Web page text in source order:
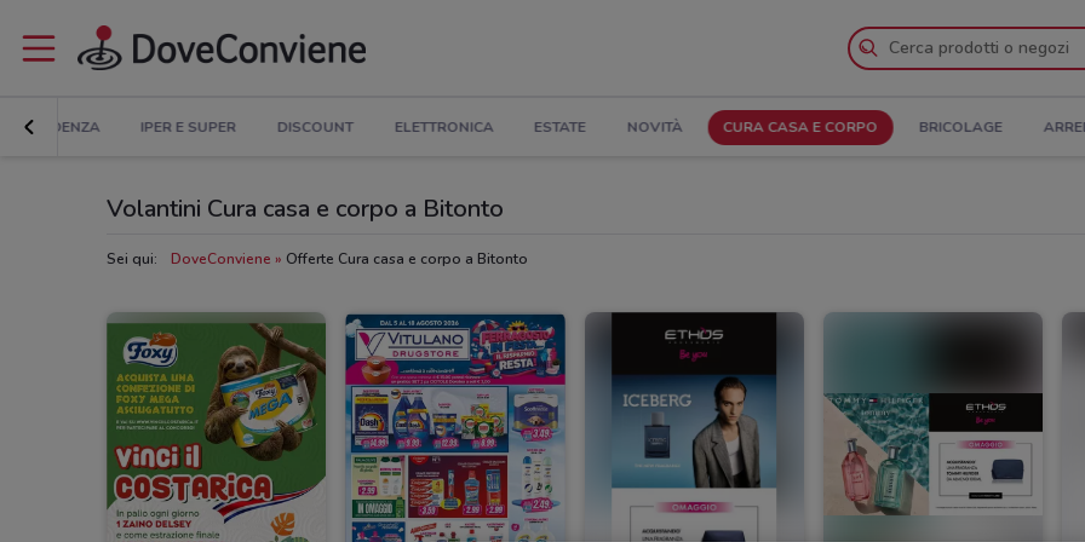
IN EVIDENZA IPER E SUPER DISCOUNT ELETTRONICA ESTATE NOVITÀ CURA CASA E CORPO BRICOLAGE
Volantini Cura casa e corpo a Bitonto
Sei qui: DoveConviene Offerte Cura casa e corpo a Bitonto